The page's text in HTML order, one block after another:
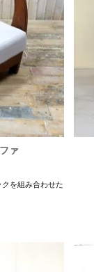
ァ
を組み合わせた